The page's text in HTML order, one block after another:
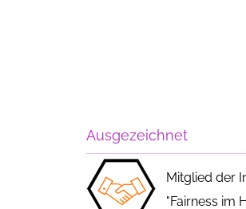
Ausgezeichnet
Mitglied der
"Fairness im